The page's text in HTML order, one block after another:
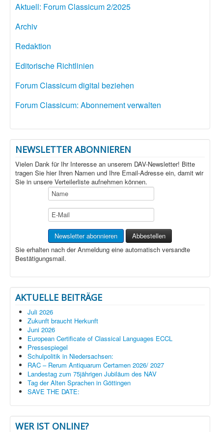
Aktuell: Forum Classicum 2/2025
Archiv
Redaktion
Editorische Richtlinien
Forum Classicum digital beziehen
Forum Classicum: Abonnement verwalten
NEWSLETTER ABONNIEREN
Vielen Dank für Ihr Interesse an unserem DAV-Newsletter! Bitte
tragen Sie hier Ihren Namen und Ihre Email-Adresse ein, damit wir
Sie in unsere Verteilerliste aufnehmen können.
Sie erhalten nach der Anmeldung eine automatisch versandte
Bestätigungsmail.
AKTUELLE BEITRÄGE
Juli 2026
Zukunft braucht Herkunft
Juni 2026
European Certificate of Classical Languages ECCL
Pressespiegel
Schulpolitik in Niedersachsen:
RAC – Rerum Antiquarum Certamen 2026/ 2027
Landestag zum 75jährigen Jubiläum des NAV
Tag der Alten Sprachen in Göttingen
SAVE THE DATE:
WER IST ONLINE?